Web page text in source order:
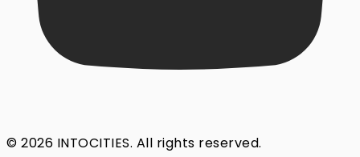
© 2026 INTOCITIES. All rights reserved.